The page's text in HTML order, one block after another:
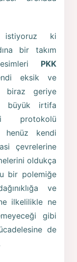
istiyoruz ki
bir takım
PKK
eksik ve
biraz geriye
büyük irtifa
protokolü
henüz kendi
çevrelerine
oldukça
bir polemiğe
ve
ilkelilikle ne
gibi
de